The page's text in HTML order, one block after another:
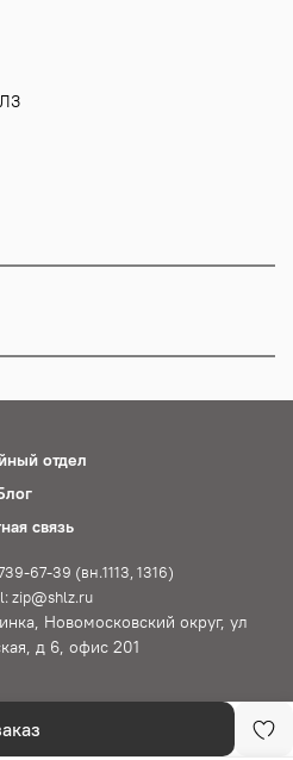
отдел
связь
67-39 (вн.1113, 1316)
zip@shlz.ru
Новомосковский округ, ул
д 6, офис 201